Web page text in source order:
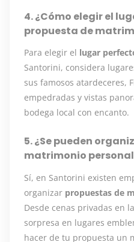
4. ¿Cómo elegir el
propuesta de
Para elegir el lugar
Santorini, considera
sus famosos atardeceres,
empedradas y vistas
bodega local con encanto.
5. ¿Se pueden
matrimonio
Sí, en Santorini existen
organizar propuestas de
Desde cenas privadas en
sorpresa en lugares
hacer de tu propuesta un